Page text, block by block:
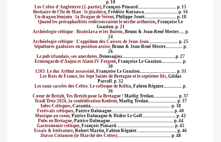
p. 10
Les Celtes d'Angleterre (2e partie), François Pinsard....................................... p. 15
Bestiaire de l’île de Man : le glashtyn, Frédéric Kurzawa.................................. p. 16
Un dragon féminin : la Drague de Sérent, Philippe Jouët................................ p. 18
Quand les préraphaélites redécouvraient le mythe arthurien, Françoise Le
Goaziou. p. 21
Archéologie celtique : Bratislava et les Boïens, Bruno & Jean-René Mestre...... p.
24
Archéologie celtique : L’oppidum des Caisses de Jean-Jean.............................. p. 25
Sépultures gauloises en position assise, Bruno & Jean-René Mestre................. p.
26
Le pub irlandais, ses anecdotes, Deuosagios..................................................... p. 27
Ermengarde d’Anjou et Alain IV Fergent, Françoise Le Goaziou..................... p.
30
1203. Le duc Arthur assassiné, Françoise Le Goaziou..................................... p. 31
Les Rois de France, les Sept Saints de Bretagne et le septième fils, Gildas
Parcell. p. 32
Les eaux sacrées des Celtes. Le colloque de Keltia, Fabien Régnier................... p.
36
Coeur de Breizh, Yes Breizh pour la Bretagne ! Maëlig Tredan......................... p. 37
Tradi’Deiz 2026, la confédération Kenleur, Maëlig Tredan.............................p. 37
Infos Celtiques, Carantia................................................................................. p. 38
Festivals celtiques, Patrice Dalmagne............................................................... p. 40
Musique au coeur, Patrice Dalmagne & Didier Le Goff.................................. p. 42
Pubs en Bretagne, Patrice Dalmagne................................................................p. 44
Gastronomie celtique, François Pinsard........................................................... p. 45
Essais & littérature, Robert Martin, Fabien Régnier......................................... p. 46
Duron Celtanom(le Marché des Celtes)...................................................... p. 48